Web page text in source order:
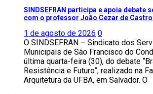
SINDSEFRAN participa e apoia debate
com o professor João Cezar de Castro
1 de agosto de 2026 0
O SINDSEFRAN – Sindicato dos
Municipais de São Francisco do
última quarta-feira (30), do debate
Resistência e Futuro”, realizado na
Arquitetura da UFBA, em Salvador. O